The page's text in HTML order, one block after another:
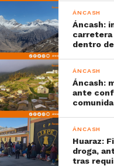
ÁNCASH
Áncash:
carretera
dentro
ÁNCASH
Áncash:
ante
ÁNCASH
Huaraz:
droga,
tras